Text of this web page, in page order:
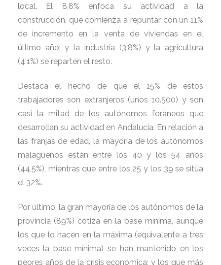
local. El 8,8% enfoca su actividad a la
construcción, que comienza a repuntar con un 11%
de incremento en la venta de viviendas en el
último año; y la industria (3,8%) y la agricultura
(4,1%) se reparten el resto.
Destaca el hecho de que el 15% de estos
trabajadores son extranjeros (unos 10.500) y son
casi la mitad de los autónomos foráneos que
desarrollan su actividad en Andalucía. En relación a
las franjas de edad, la mayoría de los autónomos
malagueños están entre los 40 y los 54 años
(44,5%), mientras que entre los 25 y los 39 se sitúa
el 32%.
Por último, la gran mayoría de los autónomos de la
provincia (89%) cotiza en la base mínima, aunque
los que lo hacen en la máxima (equivalente a tres
veces la base mínima) se han mantenido en los
peores años de la crisis económica; y los que más